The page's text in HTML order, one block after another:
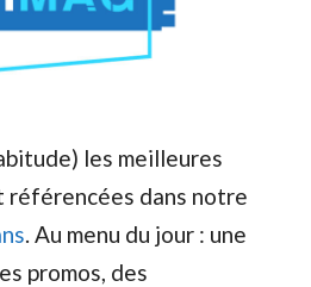
les meilleures
référencées dans notre
. Au menu du jour : une
promos, des